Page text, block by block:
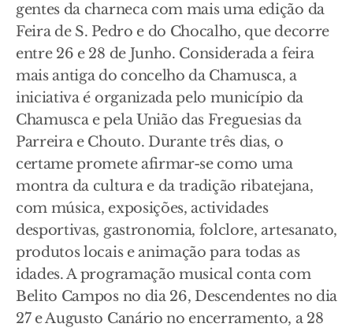
gentes da charneca com mais uma edição da
Feira de S. Pedro e do Chocalho, que decorre
entre 26 e 28 de Junho. Considerada a feira
mais antiga do concelho da Chamusca, a
iniciativa é organizada pelo município da
Chamusca e pela União das Freguesias da
Parreira e Chouto. Durante três dias, o
certame promete afirmar-se como uma
montra da cultura e da tradição ribatejana,
com música, exposições, actividades
desportivas, gastronomia, folclore, artesanato,
produtos locais e animação para todas as
idades. A programação musical conta com
Belito Campos no dia 26, Descendentes no dia
27 e Augusto Canário no encerramento, a 28